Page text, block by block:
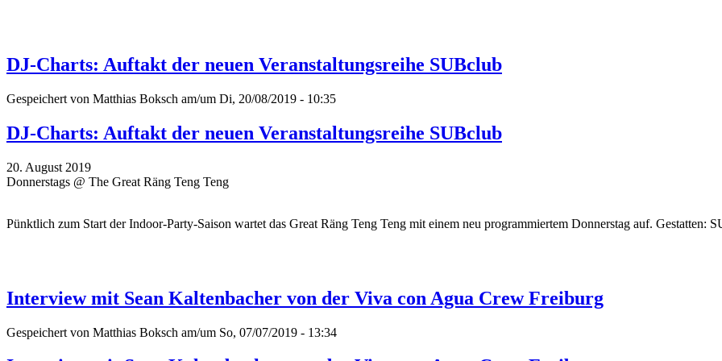
DJ-Charts: Auftakt der neuen Veranstaltungsreihe SUBclub
Gespeichert von Matthias Boksch am/um Di, 20/08/2019 - 10:35
DJ-Charts: Auftakt der neuen Veranstaltungsreihe SUBclub
20. August 2019
Donnerstags @ The Great Räng Teng Teng
Pünktlich zum Start der Indoor-Party-Saison wartet das Great Räng Teng Teng mit einem neu programmiertem Donnerstag auf. Gestatten:
Interview mit Sean Kaltenbacher von der Viva con Agua Crew Freiburg
Gespeichert von Matthias Boksch am/um So, 07/07/2019 - 13:34